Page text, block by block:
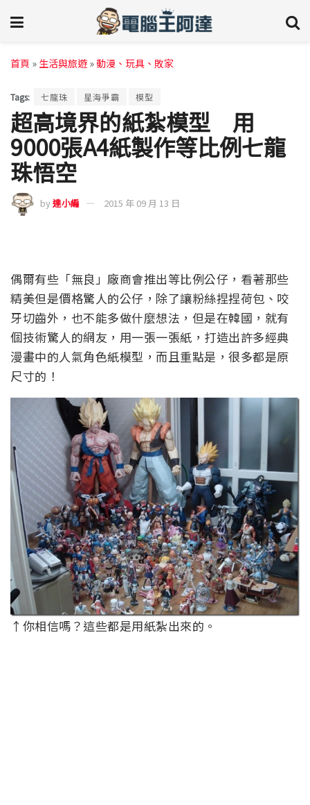
首頁 » 生活與旅遊 » 動漫、玩具、敗家
Tags: 七龍珠 星海爭霸 模型
超高境界的紙紮模型 用
9000張A4紙製作等比例七龍
珠悟空
by達小編 2015 年 09 月 13 日
偶爾有些「無良」廠商會推出等比例公仔，看著那些
精美但是價格驚人的公仔，除了讓粉絲捏捏荷包、咬
牙切齒外，也不能多做什麼想法，但是在韓國，就有
個技術驚人的網友，用一張一張紙，打造出許多經典
漫畫中的人氣角色紙模型，而且重點是，很多都是原
尺寸的！
↑你相信嗎？這些都是用紙紮出來的。